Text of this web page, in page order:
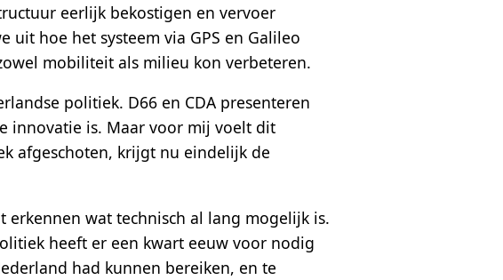
eerlijk bekostigen en vervoer
hoe het systeem via GPS en Galileo
mobiliteit als milieu kon verbeteren.
politiek. D66 en CDA presenteren
innovatie is. Maar voor mij voelt dit
afgeschoten, krijgt nu eindelijk de
wat technisch al lang mogelijk is.
heeft er een kwart eeuw voor nodig
had kunnen bereiken, en te